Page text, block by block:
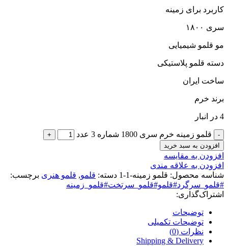
کاربرد برای زمینه
سری ۱۸۰۰
مو قلمو شیمیایی
دسته قلمو پلاستیکی
ساخت ایران
برند خرم
4 در انبار
قلمو زمینه خرم سری 1800 شماره 3 عدد
افزودن به سبد خرید
افزودن به مقایسه
افزودن به علاقه مندی
شناسه محصول: قلمو زمینه-1-1 دسته: قلمو, قلمو‌ هنری برچسب:
#قلمو_سرگرد#قلمو#قلمو_سرتخت#قلمو_زمینه
اشتراک‌گذاری:
توضیحات
توضیحات تکمیلی
نظرات (0)
Shipping & Delivery